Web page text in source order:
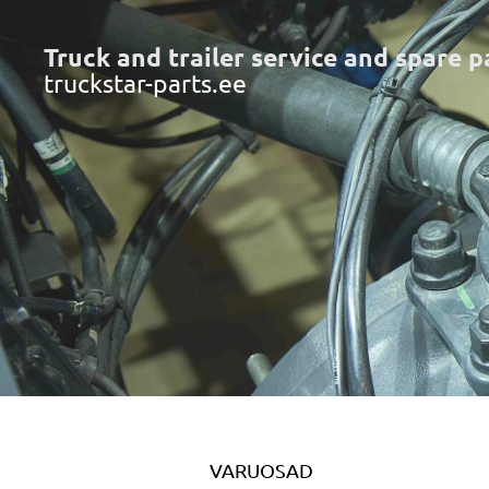
Truck and trailer service and spare
truckstar-parts.ee
VARUOSAD